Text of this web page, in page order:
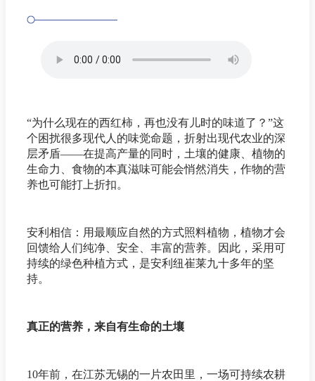
“为什么现在的西红柿，再也没有儿时的味道了？”这
个困扰很多现代人的味觉命题，折射出现代农业的深
层矛盾——在提高产量的同时，土壤的健康、植物的
生命力、食物的本真滋味可能会悄然消失，作物的营
养也可能打上折扣。
安利相信：用最顺应自然的方式照料植物，植物才会
回馈给人们纯净、安全、丰富的营养。因此，采用可
持续的绿色种植方式，是安利纽崔莱九十多年的坚
持。
真正的营养，来自有生命的土壤
10年前，在江苏无锡的一片农田里，一场可持续农耕